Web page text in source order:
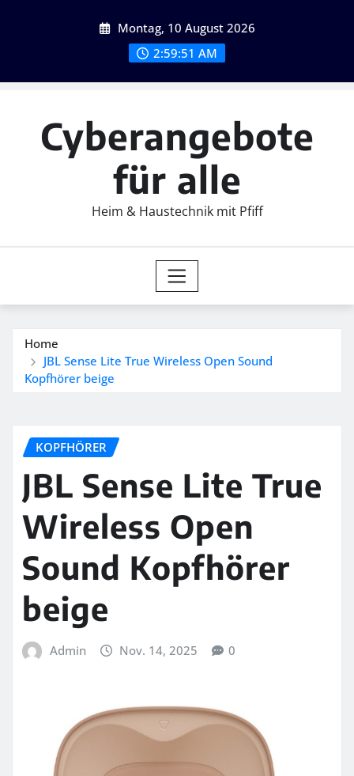
Montag, 10 August 2026
2:59:52 AM
Cyberangebote
für alle
Heim & Haustechnik mit Pfiff
Home
JBL Sense Lite True Wireless Open Sound
Kopfhörer beige
KOPFHÖRER
JBL Sense Lite True
Wireless Open
Sound Kopfhörer
beige
Admin Nov. 14, 2025 0